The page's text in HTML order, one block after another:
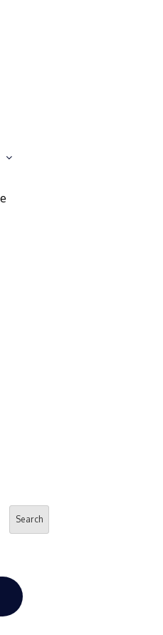
Search